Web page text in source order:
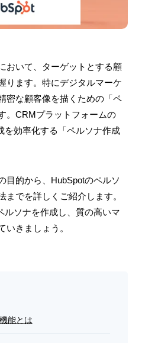
おいて、ターゲットとする顧
ります。特にデジタルマーケ
密な顧客像を描くための「ペ
。CRMプラットフォームの
を効率化する「ペルソナ作成
目的から、HubSpotのペルソ
でを詳しくご紹介します。
ルソナを作成し、質の高いマ
いきましょう。
能とは